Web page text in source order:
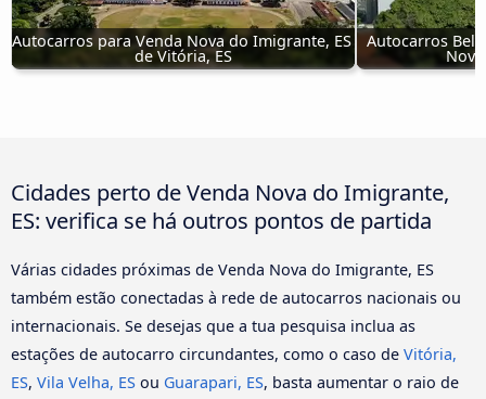
Autocarros para Venda Nova do Imigrante, ES
de Vitória, ES
Autocarros
Cidades perto de Venda Nova do Imigrante,
ES: verifica se há outros pontos de partida
Várias cidades próximas de Venda Nova do Imigrante, ES
também estão conectadas à rede de autocarros nacionais ou
internacionais. Se desejas que a tua pesquisa inclua as
estações de autocarro circundantes, como o caso de Vitória,
ES, Vila Velha, ES ou Guarapari, ES, basta aumentar o raio de